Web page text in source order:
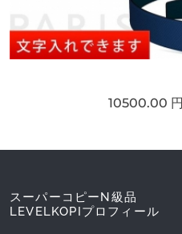
10500.00 円
スーパーコピーN級品
LEVELKOPIプロフィール